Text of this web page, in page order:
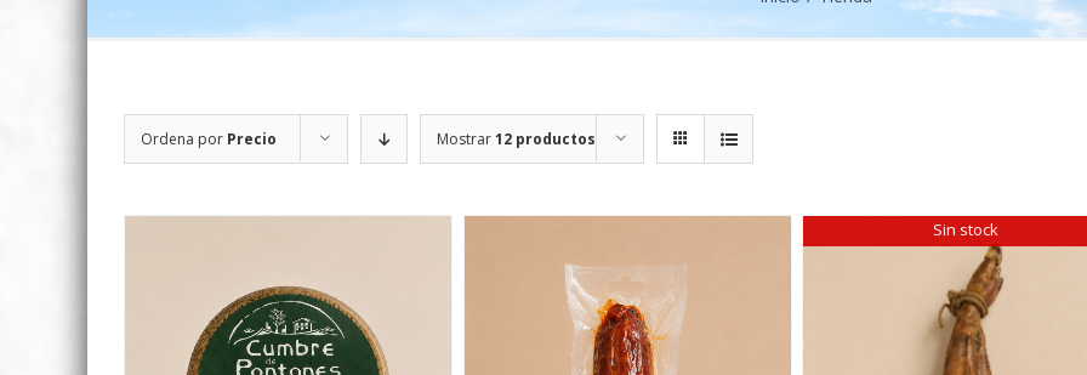
Ordena por Precio Mostrar12 productos
Sin stock